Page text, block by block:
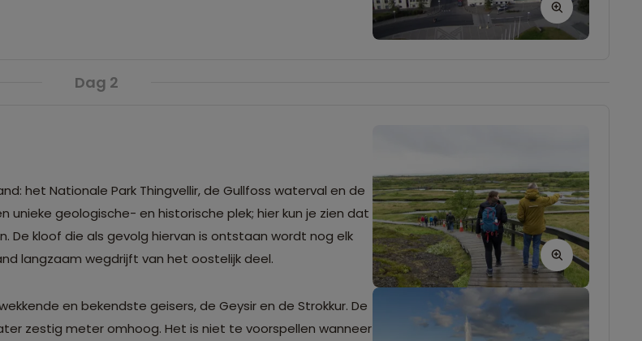
Dag 2
het Nationale Park Thingvellir, de Gullfoss waterval en de
unieke geologische- en historische plek; hier kun je zien dat
kloof die als gevolg hiervan is ontstaan wordt nog elk
langzaam wegdrijft van het oostelijk deel.
en bekendste geisers, de Geysir en de Strokkur. De
zestig meter omhoog. Het is niet te voorspellen wanneer